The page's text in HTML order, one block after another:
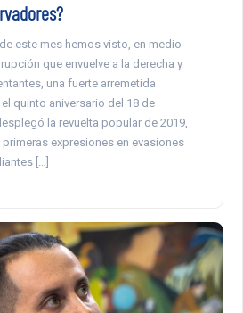
este mes hemos visto, en medio
que envuelve a la derecha y
una fuerte arremetida
quinto aniversario del 18 de
la revuelta popular de 2019,
expresiones en evasiones
[…]